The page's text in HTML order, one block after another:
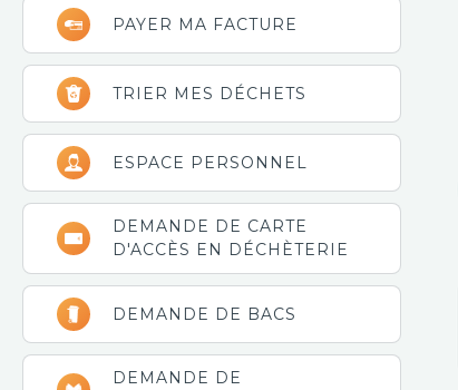
latérale
principale
PAYER MA FACTURE
TRIER MES DÉCHETS
ESPACE PERSONNEL
DEMANDE DE CARTE
D'ACCÈS EN DÉCHÈTERIE
DEMANDE DE BACS
DEMANDE DE